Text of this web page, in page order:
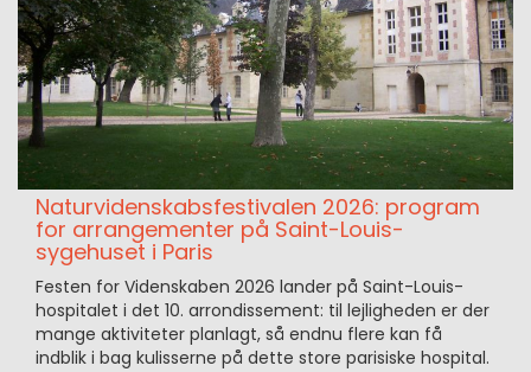
Naturvidenskabsfestivalen 2026: program
for arrangementer på Saint-Louis-
sygehuset i Paris
Festen for Videnskaben 2026 lander på Saint-Louis-
hospitalet i det 10. arrondissement: til lejligheden er der
mange aktiviteter planlagt, så endnu flere kan få
indblik i bag kulisserne på dette store parisiske hospital.